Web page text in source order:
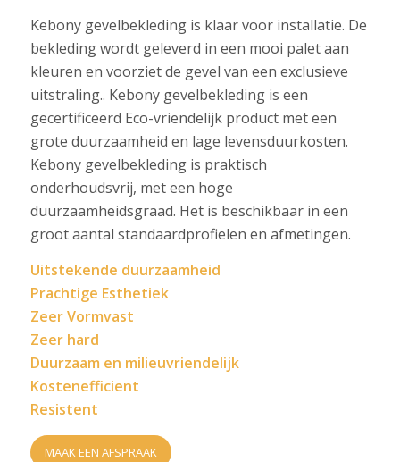
Kebony gevelbekleding is klaar voor installatie. De
bekleding wordt geleverd in een mooi palet aan
kleuren en voorziet de gevel van een exclusieve
uitstraling.. Kebony gevelbekleding is een
gecertificeerd Eco-vriendelijk product met een
grote duurzaamheid en lage levensduurkosten.
Kebony gevelbekleding is praktisch
onderhoudsvrij, met een hoge
duurzaamheidsgraad. Het is beschikbaar in een
groot aantal standaardprofielen en afmetingen.
Uitstekende duurzaamheid
Prachtige Esthetiek
Zeer Vormvast
Zeer hard
Duurzaam en milieuvriendelijk
Kostenefficient
Resistent
MAAK EEN AFSPRAAK